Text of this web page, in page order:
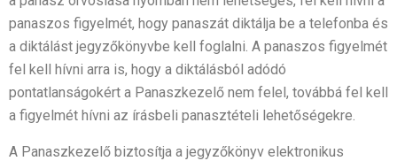
panaszos figyelmét, hogy panaszát diktálja be a telefonba és
a diktálást jegyzőkönyvbe kell foglalni. A panaszos figyelmét
fel kell hívni arra is, hogy a diktálásból adódó
pontatlanságokért a Panaszkezelő nem felel, továbbá fel kell
a figyelmét hívni az írásbeli panasztételi lehetőségekre.
A Panaszkezelő biztosítja a jegyzőkönyv elektronikus